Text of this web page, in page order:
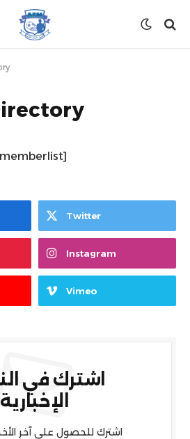
Twitter
Instagram
Vimeo
اشترك في
الإخبارية
اشترك للحصول علي آخر